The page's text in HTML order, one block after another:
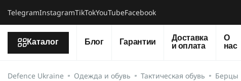
TelegramInstagramTikTokYouTubeFacebook
Каталог Блог Гарантии
Доставка
и оплата
О
нас
Defence Ukraine Одежда и обувь Тактическая обувь Берцы